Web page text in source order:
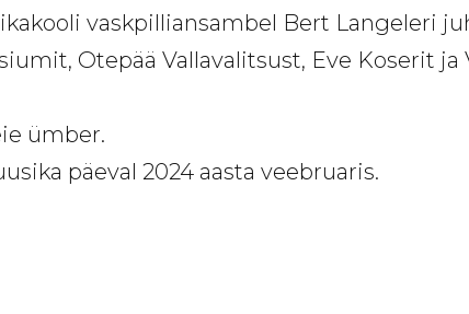
vaskpilliansambel Bert Langeleri
Otepää Vallavalitsust, Eve Koserit ja
ümber.
päeval 2024 aasta veebruaris.